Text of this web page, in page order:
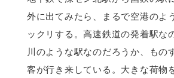
外に出てみたら、まるで空港のよ
ックリする。高速鉄道の発着駅な
川のような駅なのだろうか、もの
客が行き来している。大きな荷物